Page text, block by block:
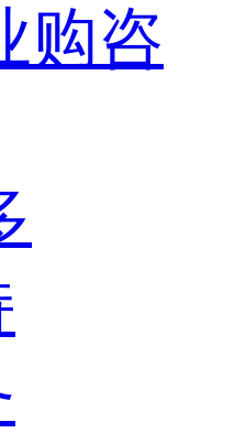
购咨